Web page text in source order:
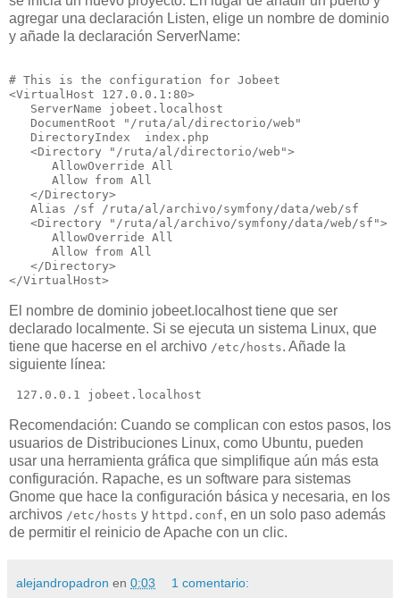
agregar una declaración Listen, elige un nombre de dominio
y añade la declaración ServerName:
# This is the configuration for Jobeet
<VirtualHost 127.0.0.1:80>
   ServerName jobeet.localhost
   DocumentRoot "/ruta/al/directorio/web"
   DirectoryIndex  index.php
   <Directory "/ruta/al/directorio/web">
      AllowOverride All
      Allow from All
   </Directory>
   Alias /sf /ruta/al/archivo/symfony/data/web/sf
   <Directory "/ruta/al/archivo/symfony/data/web/sf">
      AllowOverride All
      Allow from All
   </Directory>
El nombre de dominio jobeet.localhost tiene que ser
declarado localmente. Si se ejecuta un sistema Linux, que
tiene que hacerse en el archivo /etc/hosts. Añade la
siguiente línea:
127.0.0.1 jobeet.localhost
Recomendación: Cuando se complican con estos pasos, los
usuarios de Distribuciones Linux, como Ubuntu, pueden
usar una herramienta gráfica que simplifique aún más esta
configuración. Rapache, es un software para sistemas
Gnome que hace la configuración básica y necesaria, en los
archivos /etc/hosts y httpd.conf, en un solo paso además
de permitir el reinicio de Apache con un clic.
alejandropadron en 0:03 1 comentario: